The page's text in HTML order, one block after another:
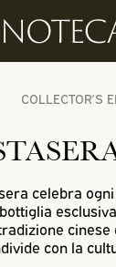
COLLECTOR’S
celebra
con la